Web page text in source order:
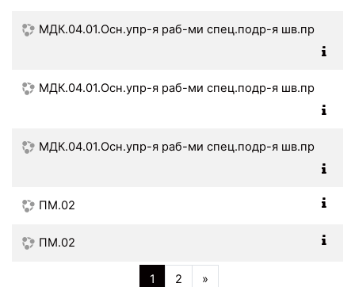
МДК.04.01.Осн.упр-я раб-ми спец.подр-я шв.пр
МДК.04.01.Осн.упр-я раб-ми спец.подр-я шв.пр
МДК.04.01.Осн.упр-я раб-ми спец.подр-я шв.пр
ПМ.02
ПМ.02
1 (текущая)
2 »Далее